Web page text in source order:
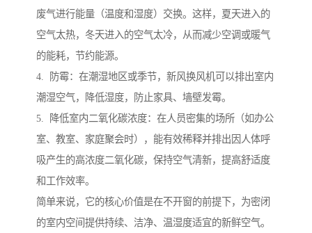
废气进行能量（温度和湿度）交换。这样，夏天进入的
空气太热，冬天进入的空气太冷，从而减少空调或暖气
的能耗，节约能源。
4. 防霉：在潮湿地区或季节，新风换风机可以排出室内
潮湿空气，降低湿度，防止家具、墙壁发霉。
5. 降低室内二氧化碳浓度：在人员密集的场所（如办公
室、教室、家庭聚会时），能有效稀释并排出因人体呼
吸产生的高浓度二氧化碳，保持空气清新，提高舒适度
和工作效率。
简单来说，它的核心价值是在不开窗的前提下，为密闭
的室内空间提供持续、洁净、温湿度适宜的新鲜空气。